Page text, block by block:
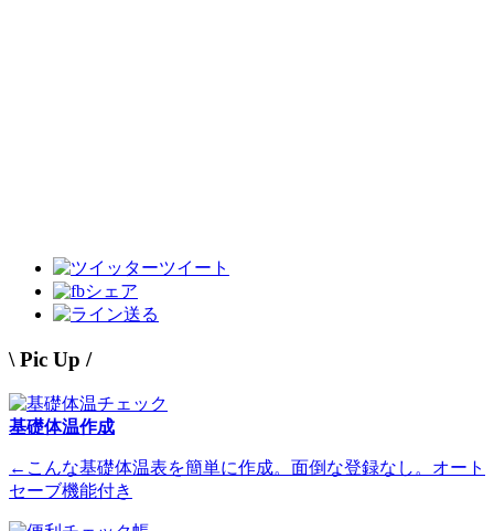
ツイート
シェア
送る
\ Pic Up /
基礎体温作成
←こんな基礎体温表を簡単に作成。面倒な登録なし。オート
セーブ機能付き